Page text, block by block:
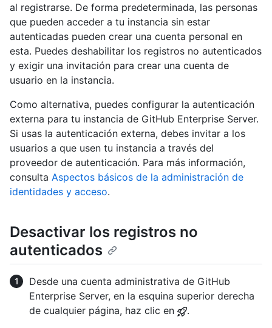
al registrarse. De forma predeterminada, las personas
que pueden acceder a tu instancia sin estar
autenticadas pueden crear una cuenta personal en
esta. Puedes deshabilitar los registros no autenticados
y exigir una invitación para crear una cuenta de
usuario en la instancia.
Como alternativa, puedes configurar la autenticación
externa para tu instancia de GitHub Enterprise Server.
Si usas la autenticación externa, debes invitar a los
usuarios a que usen tu instancia a través del
proveedor de autenticación. Para más información,
consulta Aspectos básicos de la administración de
identidades y acceso.
Desactivar los registros no
autenticados
Desde una cuenta administrativa de GitHub
Enterprise Server, en la esquina superior derecha
de cualquier página, haz clic en
.